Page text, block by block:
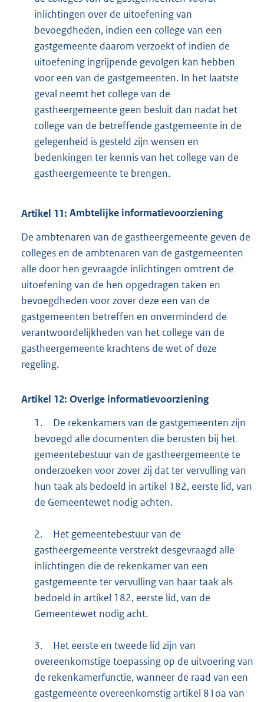
inlichtingen over de uitoefening van
bevoegdheden, indien een college van een
gastgemeente daarom verzoekt of indien de
uitoefening ingrijpende gevolgen kan hebben
voor een van de gastgemeenten. In het laatste
geval neemt het college van de
gastheergemeente geen besluit dan nadat het
college van de betreffende gastgemeente in de
gelegenheid is gesteld zijn wensen en
bedenkingen ter kennis van het college van de
gastheergemeente te brengen.
Artikel 11: Ambtelijke informatievoorziening
De ambtenaren van de gastheergemeente geven de
colleges en de ambtenaren van de gastgemeenten
alle door hen gevraagde inlichtingen omtrent de
uitoefening van de hen opgedragen taken en
bevoegdheden voor zover deze een van de
gastgemeenten betreffen en onverminderd de
verantwoordelijkheden van het college van de
gastheergemeente krachtens de wet of deze
regeling.
Artikel 12: Overige informatievoorziening
1.
De rekenkamers van de gastgemeenten zijn
bevoegd alle documenten die berusten bij het
gemeentebestuur van de gastheergemeente te
onderzoeken voor zover zij dat ter vervulling van
hun taak als bedoeld in artikel 182, eerste lid, van
de Gemeentewet nodig achten.
2.
Het gemeentebestuur van de
gastheergemeente verstrekt desgevraagd alle
inlichtingen die de rekenkamer van een
gastgemeente ter vervulling van haar taak als
bedoeld in artikel 182, eerste lid, van de
Gemeentewet nodig acht.
3.
Het eerste en tweede lid zijn van
overeenkomstige toepassing op de uitvoering van
de rekenkamerfunctie, wanneer de raad van een
gastgemeente overeenkomstig artikel 81oa van